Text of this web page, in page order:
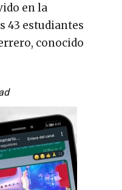
en la
43 estudiantes
conocido